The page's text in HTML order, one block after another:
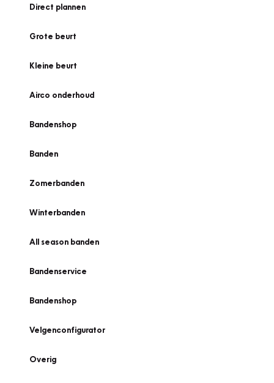
Direct plannen
Grote beurt
Kleine beurt
Airco onderhoud
Bandenshop
Banden
Zomerbanden
Winterbanden
All season banden
Bandenservice
Bandenshop
Velgenconfigurator
Overig